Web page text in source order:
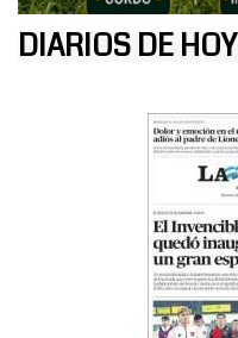
DIARIOS DE HOY